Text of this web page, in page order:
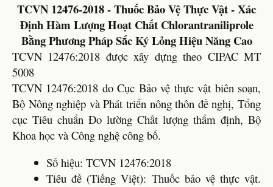
TCVN 12476-2018 - Thuốc Bảo Vệ Thực Vật - Xác
Định Hàm Lượng Hoạt Chất Chlorantraniliprole
Bằng Phương Pháp Sắc Ký Lỏng Hiệu Năng Cao
TCVN 12476:2018 được xây dựng theo CIPAC MT
5008
TCVN 12476:2018 do Cục Bảo vệ thực vật biên soạn,
Bộ Nông nghiệp và Phát triển nông thôn đề nghị, Tổng
cục Tiêu chuẩn Đo lường Chất lượng thẩm định, Bộ
Khoa học và Công nghệ công bố.
Số hiệu: TCVN 12476:2018
Tiêu đề (Tiếng Việt): Thuốc bảo vệ thực vật.